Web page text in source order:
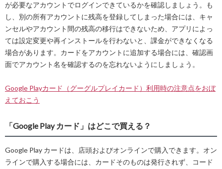
が必要なアカウントでログインできているかを確認しましょう。も
し、別の所有アカウントに残高を登録してしまった場合には、キャ
ンセルやアカウント間の残高の移行はできないため、アプリによっ
ては設定変更や再インストールを行わないと、課金ができなくなる
場合があります。カードをアカウントに追加する場合には、確認画
面でアカウント名を確認するのを忘れないようにしましょう。
Google Playカード（グーグルプレイカード）利用時の注意点をおぼ
えておこう
「Google Play カード」はどこで買える？
Google Play カードは、店頭およびオンラインで購入できます。オン
ラインで購入する場合には、カードそのものは発行されず、コード